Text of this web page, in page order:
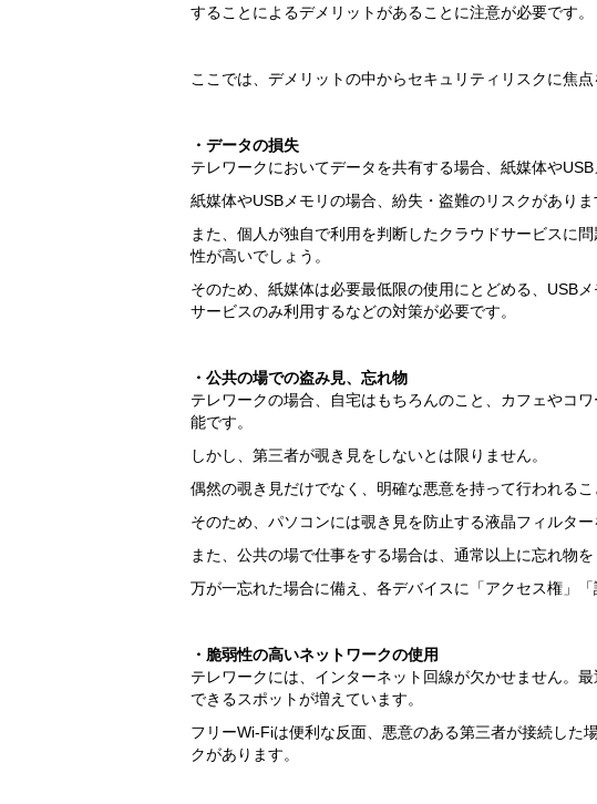
することによるデメリットがあることに注意が必要です。
ここでは、デメリットの中からセキュリティリスクに焦
・データの損失
テレワークにおいてデータを共有する場合、紙媒体や
紙媒体やUSBメモリの場合、紛失・盗難のリスクがありま
また、個人が独自で利用を判断したクラウドサービスに
性が高いでしょう。
そのため、紙媒体は必要最低限の使用にとどめる、USB
サービスのみ利用するなどの対策が必要です。
・公共の場での盗み見、忘れ物
テレワークの場合、自宅はもちろんのこと、カフェやコ
能です。
しかし、第三者が覗き見をしないとは限りません。
偶然の覗き見だけでなく、明確な悪意を持って行われるこ
そのため、パソコンには覗き見を防止する液晶フィルター
また、公共の場で仕事をする場合は、通常以上に忘れ物
万が一忘れた場合に備え、各デバイスに「アクセス権」
・脆弱性の高いネットワークの使用
テレワークには、インターネット回線が欠かせません。
できるスポットが増えています。
フリーWi-Fiは便利な反面、悪意のある第三者が接続した
クがあります。